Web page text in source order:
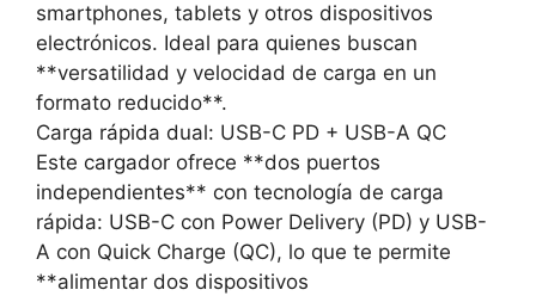
smartphones, tablets y otros dispositivos
electrónicos. Ideal para quienes buscan
**versatilidad y velocidad de carga en un
formato reducido**.
Carga rápida dual: USB-C PD + USB-A QC
Este cargador ofrece **dos puertos
independientes** con tecnología de carga
rápida: USB-C con Power Delivery (PD) y USB-
A con Quick Charge (QC), lo que te permite
**alimentar dos dispositivos